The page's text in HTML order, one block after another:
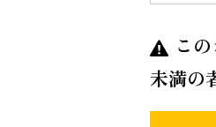
こ
未満の